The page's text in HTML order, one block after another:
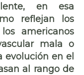
, en esa
reflejan los
americanos
mala o
evolución en el
al rango de